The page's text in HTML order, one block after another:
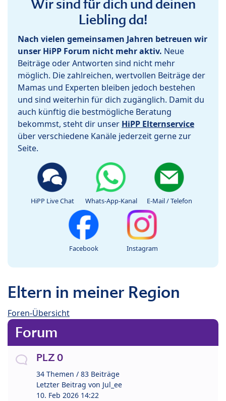
Wir sind für dich und deinen
Liebling da!
Nach vielen gemeinsamen Jahren betreuen wir
unser HiPP Forum nicht mehr aktiv. Neue
Beiträge oder Antworten sind nicht mehr
möglich. Die zahlreichen, wertvollen Beiträge der
Mamas und Experten bleiben jedoch bestehen
und sind weiterhin für dich zugänglich. Damit du
auch künftig die bestmögliche Beratung
bekommst, steht dir unser HiPP Elternservice
über verschiedene Kanäle jederzeit gerne zur
Seite.
HiPP Live Chat Whats-App-Kanal E-Mail / Telefon
Facebook Instagram
Eltern in meiner Region
Foren-Übersicht
Forum
PLZ 0
34 Themen / 83 Beiträge
Letzter Beitrag von Jul_ee
10. Feb 2026 14:22